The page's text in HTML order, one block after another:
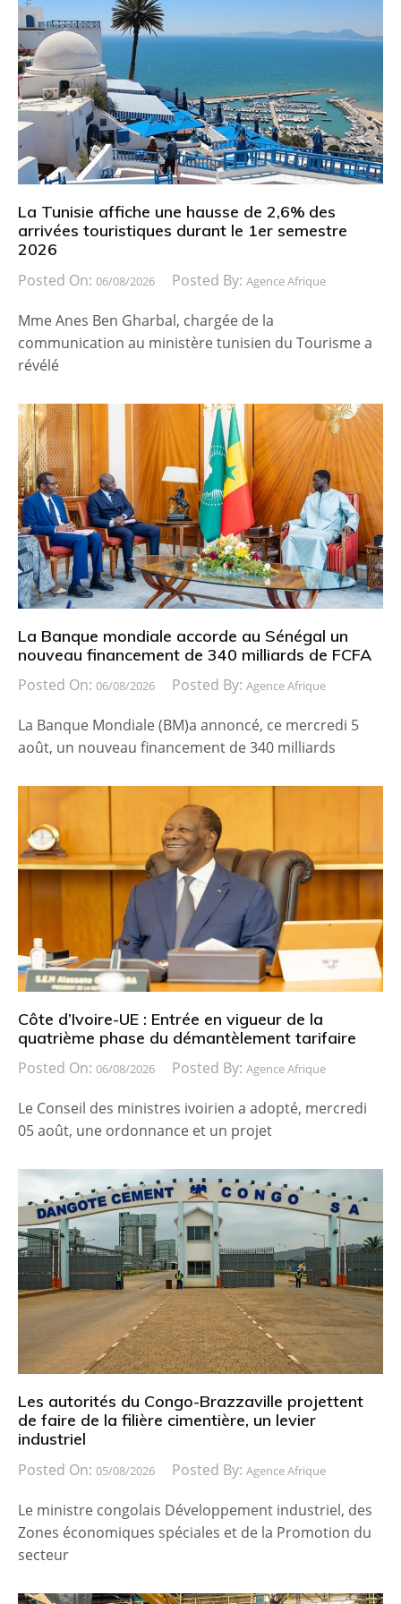
La Tunisie affiche une hausse de 2,6% des
arrivées touristiques durant le 1er semestre
2026
Posted On: 06/08/2026 Posted By: Agence Afrique
Mme Anes Ben Gharbal, chargée de la
communication au ministère tunisien du Tourisme a
révélé
La Banque mondiale accorde au Sénégal un
nouveau financement de 340 milliards de FCFA
Posted On: 06/08/2026 Posted By: Agence Afrique
La Banque Mondiale (BM)a annoncé, ce mercredi 5
août, un nouveau financement de 340 milliards
Côte d’Ivoire-UE : Entrée en vigueur de la
quatrième phase du démantèlement tarifaire
Posted On: 06/08/2026 Posted By: Agence Afrique
Le Conseil des ministres ivoirien a adopté, mercredi
05 août, une ordonnance et un projet
Les autorités du Congo-Brazzaville projettent
de faire de la filière cimentière, un levier
industriel
Posted On: 05/08/2026 Posted By: Agence Afrique
Le ministre congolais Développement industriel, des
Zones économiques spéciales et de la Promotion du
secteur